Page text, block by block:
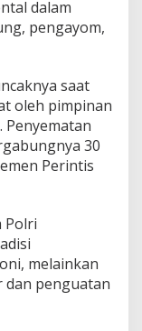
dalam
pengayom,
saat
oleh pimpinan
Penyematan
30
Perintis
Polri
melainkan
penguatan